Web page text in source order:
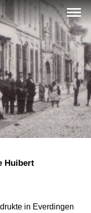
Huibert
in Everdingen